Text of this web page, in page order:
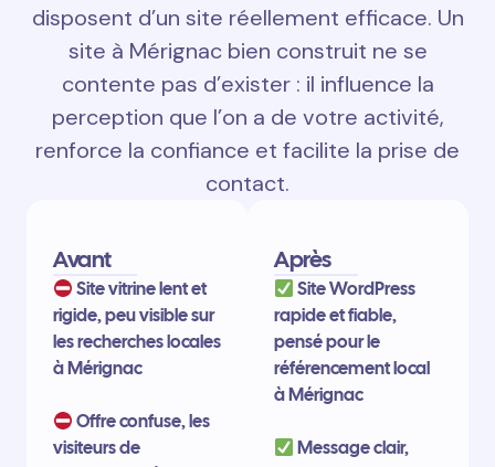
disposent d’un site réellement efficace. Un
site à Mérignac bien construit ne se
contente pas d’exister : il influence la
perception que l’on a de votre activité,
renforce la confiance et facilite la prise de
contact.
Avant
Site vitrine lent et
rigide, peu visible sur
les recherches locales
à Mérignac
Offre confuse, les
visiteurs de
Après
Site WordPress
rapide et fiable,
pensé pour le
référencement local
à Mérignac
Message clair,